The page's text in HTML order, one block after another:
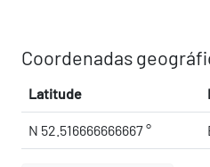
Coordenadas
Latitude
N 52.516666666667 °